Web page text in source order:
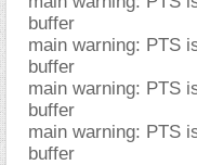
buffer
main warning: PTS
buffer
main warning: PTS
buffer
main warning: PTS
buffer